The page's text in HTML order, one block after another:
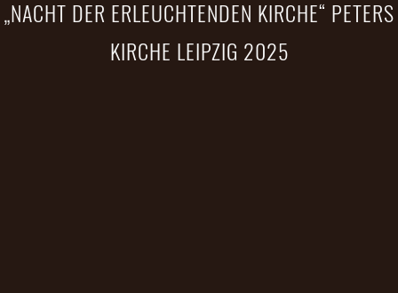
„NACHT DER ERLEUCHTENDEN KIRCHE“ PETERS
KIRCHE LEIPZIG 2025